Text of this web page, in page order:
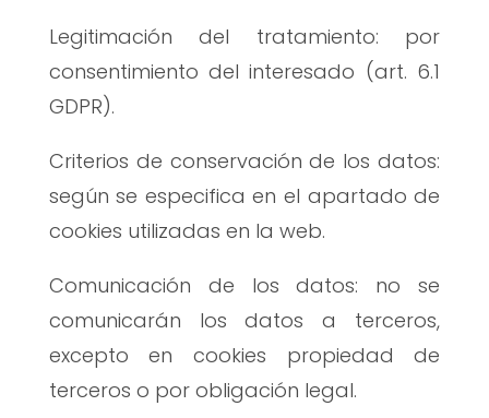
Legitimación del tratamiento: por
consentimiento del interesado (art. 6.1
GDPR).
Criterios de conservación de los datos:
según se especifica en el apartado de
cookies utilizadas en la web.
Comunicación de los datos: no se
comunicarán los datos a terceros,
excepto en cookies propiedad de
terceros o por obligación legal.